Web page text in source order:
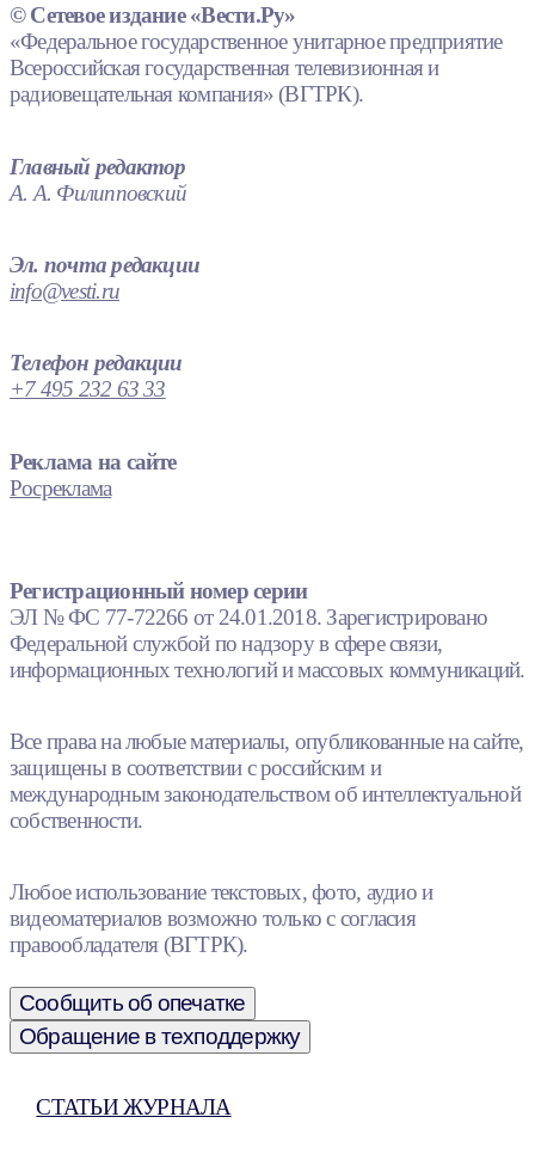
© Сетевое издание «Вести.Ру»
«Федеральное государственное унитарное предприятие
Всероссийская государственная телевизионная и
радиовещательная компания» (ВГТРК).
Главный редактор
А. А. Филипповский
Эл. почта редакции
info@vesti.ru
Телефон редакции
+7 495 232 63 33
Реклама на сайте
Росреклама
Регистрационный номер серии
ЭЛ № ФС 77-72266 от 24.01.2018. Зарегистрировано
Федеральной службой по надзору в сфере связи,
информационных технологий и массовых коммуникаций.
Все права на любые материалы, опубликованные на сайте,
защищены в соответствии с российским и
международным законодательством об интеллектуальной
собственности.
Любое использование текстовых, фото, аудио и
видеоматериалов возможно только с согласия
правообладателя (ВГТРК).
Сообщить об опечатке
Обращение в техподдержку
СТАТЬИ ЖУРНАЛА